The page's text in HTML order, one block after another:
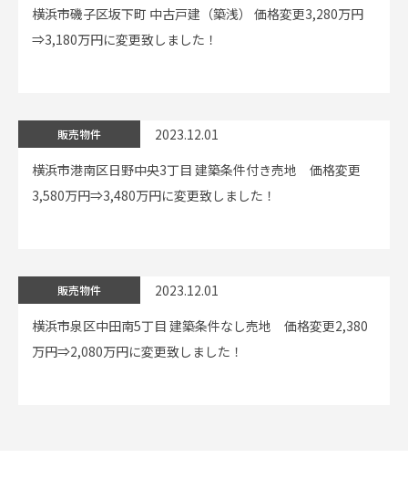
横浜市磯子区坂下町 中古戸建（築浅） 価格変更3,280万円
⇒3,180万円に変更致しました！
販売物件
2023.12.01
横浜市港南区日野中央3丁目 建築条件付き売地 価格変更
3,580万円⇒3,480万円に変更致しました！
販売物件
2023.12.01
横浜市泉区中田南5丁目 建築条件なし売地 価格変更2,380
万円⇒2,080万円に変更致しました！